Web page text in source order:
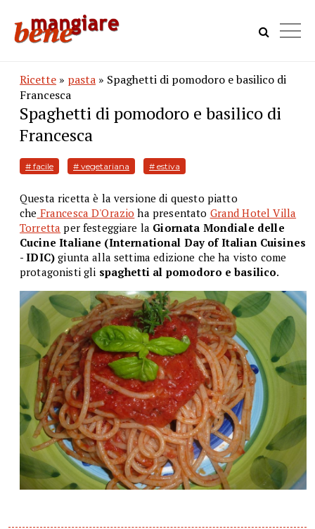
Ricette » pasta » Spaghetti di pomodoro e basilico di
Francesca
Spaghetti di pomodoro e basilico di
Francesca
# facile # vegetariana # estiva
Questa ricetta è la versione di questo piatto
che Francesca D'Orazio ha presentato Grand Hotel Villa
Torretta per festeggiare la Giornata Mondiale delle
Cucine Italiane (International Day of Italian Cuisines
- IDIC) giunta alla settima edizione che ha visto come
protagonisti gli spaghetti al pomodoro e basilico.